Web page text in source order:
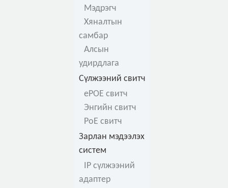
Мэдрэгч
Хяналтын
самбар
Алсын
удирдлага
Сүлжээний свитч
ePOE свитч
Энгийн свитч
PoE свитч
Зарлан мэдээлэх
систем
IP сүлжээний
адаптер